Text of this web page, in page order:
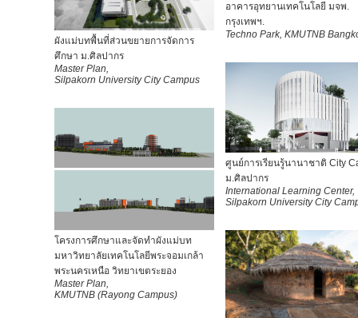
ผังแม่บทพื้นที่ส่วนขยายการจัดการ
ศึกษา ม.ศิลปากร
Master Plan,
Silpakorn University City Campus
โครงการศึกษาและจัดทำผังแม่บท
มหาวิทยาลัยเทคโนโลยีพระจอมเกล้า
พระนครเหนือ วิทยาเขตระยอง
Master Plan,
KMUTNB (Rayong Campus)
อาคารอุทยานเทคโนโลยี มจพ.
กรุงเทพฯ.
Techno Park, KMUTNB
ศูนย์การเรียนรู้นานาชาติ City
ม.ศิลปากร
International Learning Center,
Silpakorn University City